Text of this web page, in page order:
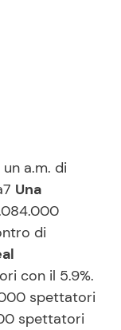
a.m. di
Una
di
con il 5.9%.
spettatori
spettatori